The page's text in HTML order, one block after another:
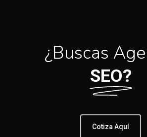
¿Buscas
SEO?
Cotiza Aquí